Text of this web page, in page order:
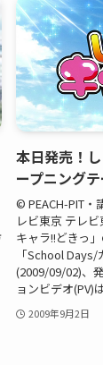
本日発売！
ープニング
© PEACH-PIT・
レビ東京 テレ
キャラ!!どきっ
「School
(2009/09/02)、
ョンビデオ(PV)
2009年9月2日